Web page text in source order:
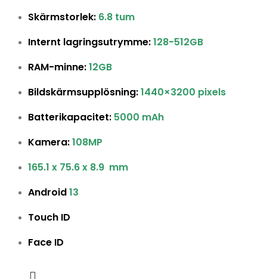
Skärmstorlek: 6.8 tum
Internt lagringsutrymme:128-512GB
RAM-minne:12GB
Bildskärmsupplösning:1440×3200 pixels
Batterikapacitet: 5000 mAh
Kamera:108MP
165.1 x 75.6 x 8.9 mm
Android13
Touch ID
Face ID